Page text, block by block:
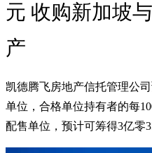
元 收购新加坡
产
凯德腾飞房地产信托管理公
单位，合格单位持有者的每
配售单位，预计可筹得3亿零